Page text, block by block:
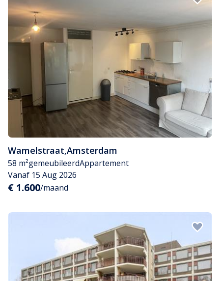
Wamelstraat,Amsterdam
58 m²gemeubileerdAppartement
Vanaf 15 Aug 2026
€ 1.600/maand